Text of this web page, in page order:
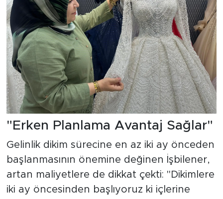
"Erken Planlama Avantaj Sağlar"
Gelinlik dikim sürecine en az iki ay önceden
başlanmasının önemine değinen İşbilener,
artan maliyetlere de dikkat çekti: "Dikimlere
iki ay öncesinden başlıyoruz ki içlerine